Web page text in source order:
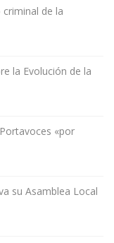
de la
la Evolución de la
«por
su Asamblea Local